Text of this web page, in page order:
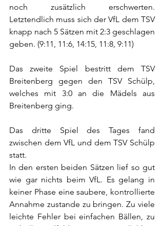
noch zusätzlich erschwerten.
Letztendlich muss sich der VfL dem TSV
knapp nach 5 Sätzen mit 2:3 geschlagen
geben. (9:11, 11:6, 14:15, 11:8, 9:11)
Das zweite Spiel bestritt dem TSV
Breitenberg gegen den TSV Schülp,
welches mit 3:0 an die Mädels aus
Breitenberg ging.
Das dritte Spiel des Tages fand
zwischen dem VfL und dem TSV Schülp
statt.
In den ersten beiden Sätzen lief so gut
wie gar nichts beim VfL. Es gelang in
keiner Phase eine saubere, kontrollierte
Annahme zustande zu bringen. Zu viele
leichte Fehler bei einfachen Bällen, zu